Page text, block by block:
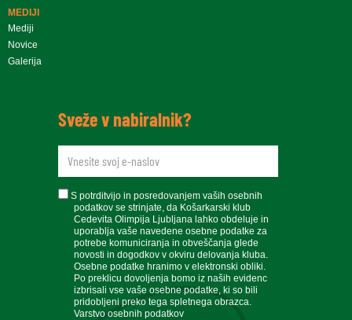
MEDIJI
Mediji
Novice
Galerija
Sveže v nabiralnik?
newsletteremail
soglasje
S potrditvijo in posredovanjem vaših osebnih
podatkov se strinjate, da Košarkarski klub
Cedevita Olimpija Ljubljana lahko obdeluje in
uporablja vaše navedene osebne podatke za
potrebe komuniciranja in obveščanja glede
novosti in dogodkov v okviru delovanja kluba.
Osebne podatke hranimo v elektronski obliki.
Po preklicu dovoljenja bomo iz naših evidenc
izbrisali vse vaše osebne podatke, ki so bili
pridobljeni preko tega spletnega obrazca.
Varstvo osebnih podatkov